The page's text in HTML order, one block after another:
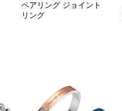
ペアリング ジョイント
リング